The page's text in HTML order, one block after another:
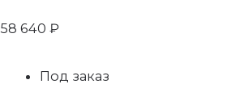
58 640 ₽
Под заказ